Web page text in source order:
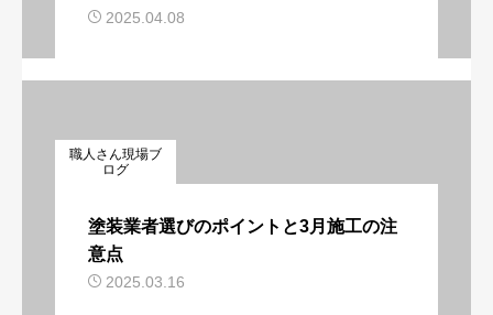
2025.04.08
職人さん現場ブ
ログ
塗装業者選びのポイントと3月施工の注
意点
2025.03.16